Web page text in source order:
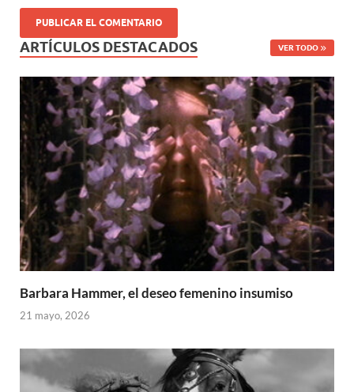
ARTÍCULOS DESTACADOS VER TODO
Barbara Hammer, el deseo femenino insumiso
21 mayo, 2026